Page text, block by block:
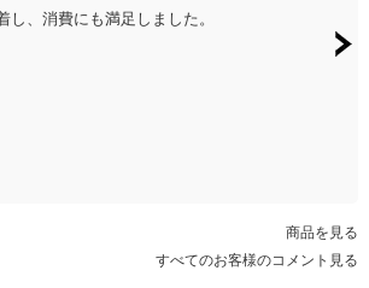
し、消費にも満足しました。
イ
商品を見る
すべてのお客様のコメント見る